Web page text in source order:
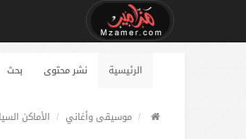
الرئيسية نشر محتوى بحث
موسيقى وأغاني الأماكن